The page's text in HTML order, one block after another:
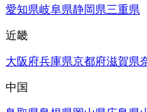
愛知県岐阜県静岡県三重県
近畿
大阪府兵庫県京都府滋賀県
中国